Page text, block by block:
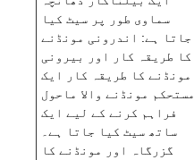
سماوی طور پر سیٹ کیا
جاتا ہے: اندرونی مونڈنے
کا طریقہ کار اور بیرونی
مونڈنے کا طریقہ کار ایک
مستحکم مونڈنے والا ماحول
فراہم کرنے کے لیے ایک
ساتھ سیٹ کیا جاتا ہے۔
گزرگاہ اور مونڈنے کا